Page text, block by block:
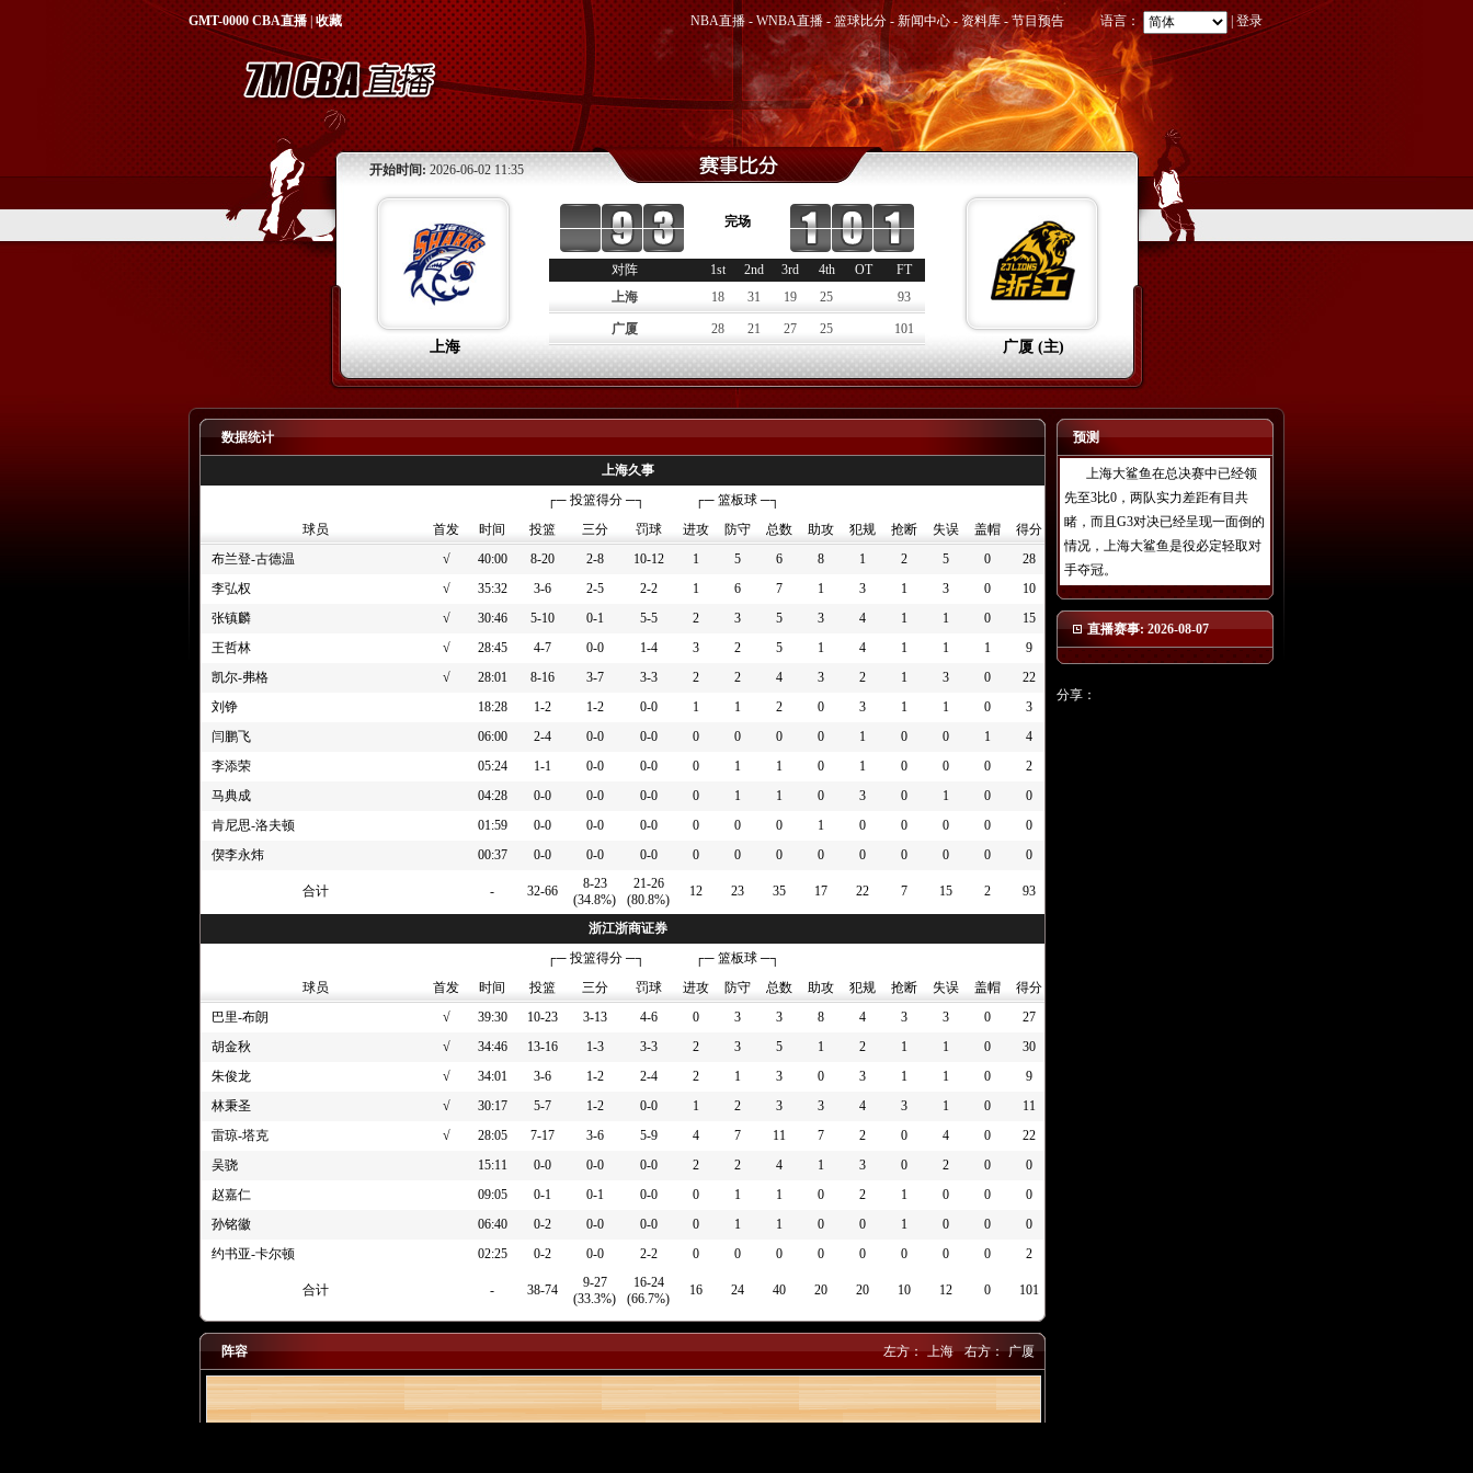
GMT-0000 CBA直播|收藏 NBA直播-WNBA直播- 篮球比分 -新闻中心-资料库-节目预告 语言： |登录
开始时间: 2026-06-02 11:35
上海
完场
对阵 1st 2nd 3rd 4th OT
FT
上海
18 31 19 25 93
广厦 28 21 27 25 101
广厦 (主)
数据统计
上海久事
┌─ 投篮得分 ─┐
┌─ 篮板球 ─┐
球员
首发 时间 投篮 三分 罚球 进攻 防守 总数 助攻 犯规 抢断 失误 盖帽
得分
布兰登-古德温
√ 40:00 8-20 2-8 10-12 1 5 6 8 1 2 5 0
28
李弘权
√ 35:32 3-6 2-5 2-2 1 6 7 1 3 1 3 0
10
张镇麟
√ 30:46 5-10 0-1 5-5 2 3 5 3 4 1 1 0
15
王哲林
√ 28:45 4-7 0-0 1-4 3 2 5 1 4 1 1 1
9
凯尔-弗格
√ 28:01 8-16 3-7 3-3 2 2 4 3 2 1 3 0
22
刘铮
18:28 1-2 1-2 0-0 1 1 2 0 3 1 1 0
3
闫鹏飞
06:00 2-4 0-0 0-0 0 0 0 0 1 0 0 1
4
李添荣
05:24 1-1 0-0 0-0 0 1 1 0 1 0 0 0
2
马典成
04:28 0-0 0-0 0-0 0 1 1 0 3 0 1 0
0
肯尼思-洛夫顿
01:59 0-0 0-0 0-0 0 0 0 1 0 0 0 0
0
偰李永炜
00:37 0-0 0-0 0-0 0 0 0 0 0 0 0 0 0
合计 - 32-66
8-23
(34.8%)
21-26
(80.8%)
12 23 35 17 22 7 15 2 93
浙江浙商证券
┌─ 投篮得分 ─┐
┌─ 篮板球 ─┐
球员
首发 时间 投篮 三分 罚球 进攻 防守 总数 助攻 犯规 抢断 失误 盖帽
得分
巴里-布朗
√ 39:30 10-23 3-13 4-6 0 3 3 8 4 3 3 0
27
胡金秋
√ 34:46 13-16 1-3 3-3 2 3 5 1 2 1 1 0
30
朱俊龙
√ 34:01 3-6 1-2 2-4 2 1 3 0 3 1 1 0
9
林秉圣
√ 30:17 5-7 1-2 0-0 1 2 3 3 4 3 1 0
11
雷琼-塔克
√ 28:05 7-17 3-6 5-9 4 7 11 7 2 0 4 0
22
吴骁
15:11 0-0 0-0 0-0 2 2 4 1 3 0 2 0
0
赵嘉仁
09:05 0-1 0-1 0-0 0 1 1 0 2 1 0 0
0
孙铭徽
06:40 0-2 0-0 0-0 0 1 1 0 0 1 0 0
0
约书亚-卡尔顿
02:25 0-2 0-0 2-2 0 0 0 0 0 0 0 0 2
合计 - 38-74
9-27
(33.3%)
16-24
(66.7%)
16 24 40 20 20 10 12 0 101
阵容 左方： 上海 右方： 广厦
预测
上海大鲨鱼在总决赛中已经领
先至3比0，两队实力差距有目共
睹，而且G3对决已经呈现一面倒的
情况，上海大鲨鱼是役必定轻取对
手夺冠。
直播赛事: 2026-08-07
分享：